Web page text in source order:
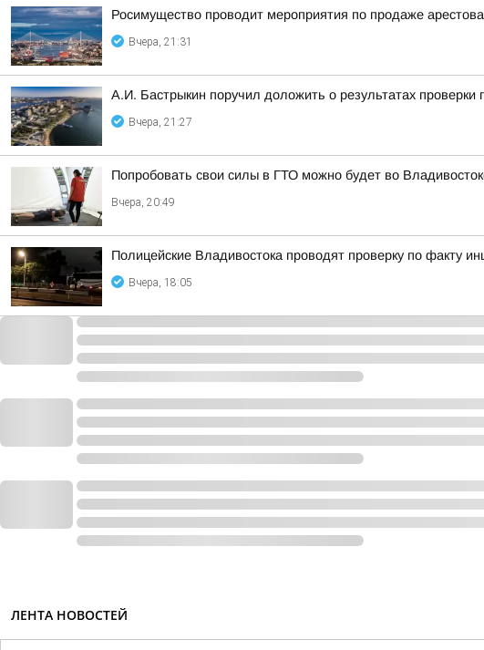
Росимущество проводит мероприятия по продаже
Вчера, 21:31
А.И. Бастрыкин поручил доложить о результатах
Вчера, 21:27
Попробовать свои силы в ГТО можно будет во
Вчера, 20:49
Полицейские Владивостока проводят проверку по факту
Вчера, 18:05
ЛЕНТА НОВОСТЕЙ